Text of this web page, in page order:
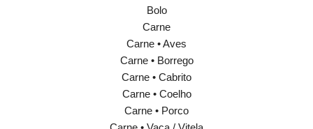
Bolo
Carne
Carne • Aves
Carne • Borrego
Carne • Cabrito
Carne • Coelho
Carne • Porco